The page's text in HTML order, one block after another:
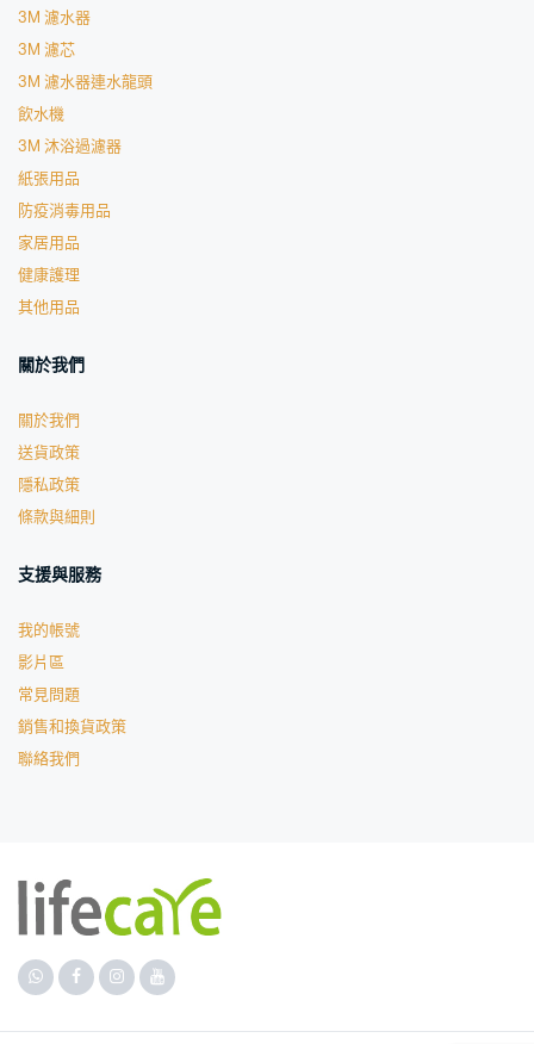
3M 濾水器
3M 濾芯
3M 濾水器連水龍頭
飲水機
3M 沐浴過濾器
紙張用品
防疫消毒用品
家居用品
健康護理
其他用品
關於我們
關於我們
送貨政策
隱私政策
條款與細則
支援與服務
我的帳號
影片區
常見問題
銷售和換貨政策
聯絡我們